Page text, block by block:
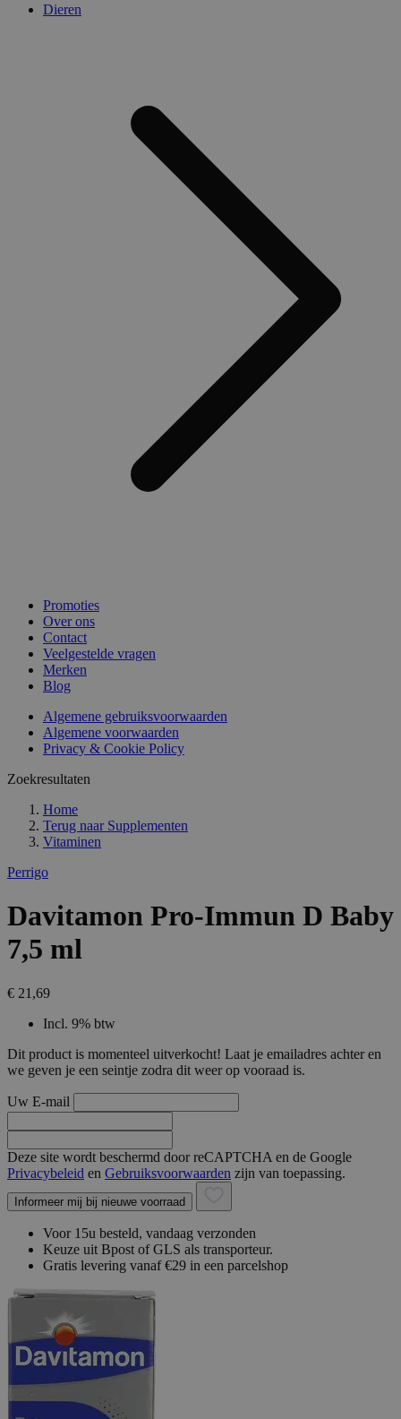
Dieren
Promoties
Over ons
Contact
Veelgestelde vragen
Merken
Blog
Algemene gebruiksvoorwaarden
Algemene voorwaarden
Privacy & Cookie Policy
Zoekresultaten
Home
Terug naar Supplementen
Vitaminen
Perrigo
Davitamon Pro-Immun D Baby
7,5 ml
€ 21,69
Incl. 9% btw
Dit product is momenteel uitverkocht! Laat je emailadres achter en
we geven je een seintje zodra dit weer op vooraad is.
Uw E-mail
Deze site wordt beschermd door reCAPTCHA en de Google
Privacybeleid en Gebruiksvoorwaarden zijn van toepassing.
Informeer mij bij nieuwe voorraad
Voor 15u besteld, vandaag verzonden
Keuze uit Bpost of GLS als transporteur.
Gratis levering vanaf €29 in een parcelshop